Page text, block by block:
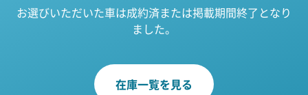
お選びいただいた車は成約済または掲載期間終了となり
ました。
在庫一覧を見る